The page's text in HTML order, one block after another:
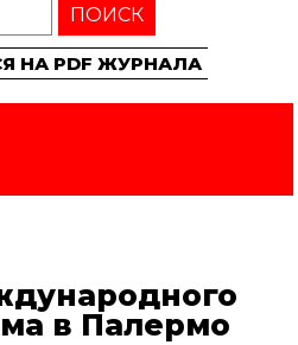
ПОИСК
НА PDF ЖУРНАЛА
в Палермо